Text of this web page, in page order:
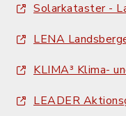
Solarkataster -
LENA
KLIMA³ Klima-
LEADER